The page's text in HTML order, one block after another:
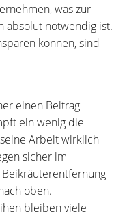
was zur
absolut notwendig ist.
können, sind
einen Beitrag
ein wenig die
Arbeit wirklich
sicher im
oben.
bleiben viele